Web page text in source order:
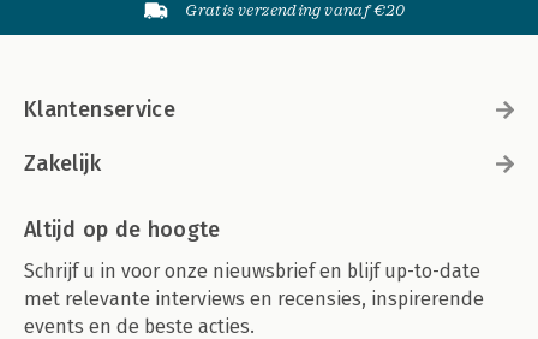
Gratis verzending vanaf €20
Klantenservice
Zakelijk
Altijd op de hoogte
Schrijf u in voor onze nieuwsbrief en blijf up-to-date
met relevante interviews en recensies, inspirerende
events en de beste acties.